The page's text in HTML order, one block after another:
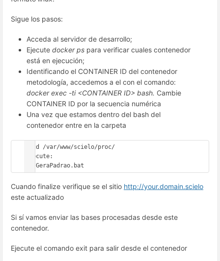
Sigue los pasos:
Acceda al servidor de desarrollo;
Ejecute docker ps para verificar cuales contenedor
está en ejecución;
Identificando el CONTAINER ID del contenedor
metodología, accedemos a el con el comando:
docker exec -ti <CONTAINER ID> bash. Cambie
CONTAINER ID por la secuencia numérica
Una vez que estamos dentro del bash del
contenedor entre en la carpeta
$ cd /var/www/scielo/proc/
Ejecute:
$./GeraPadrao.bat
Cuando finalize verifique se el sitio http://your.domain.scielo
este actualizado
Si sí vamos enviar las bases procesadas desde este
contenedor.
Ejecute el comando exit para salir desde el contenedor